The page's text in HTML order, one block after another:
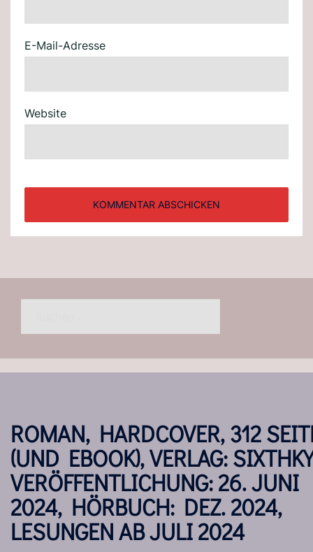
E-Mail-Adresse
Website
ROMAN, HARDCOVER, 312
(UND EBOOK), VERLAG:
VERÖFFENTLICHUNG: 26. JUNI
2024, HÖRBUCH: DEZ. 2024,
LESUNGEN AB JULI 2024